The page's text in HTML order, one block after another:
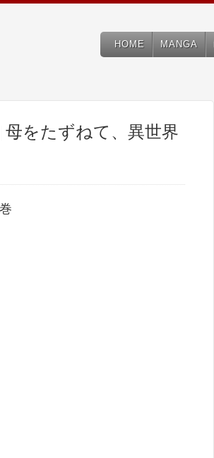
HOME MANGA
をたずねて、異世界